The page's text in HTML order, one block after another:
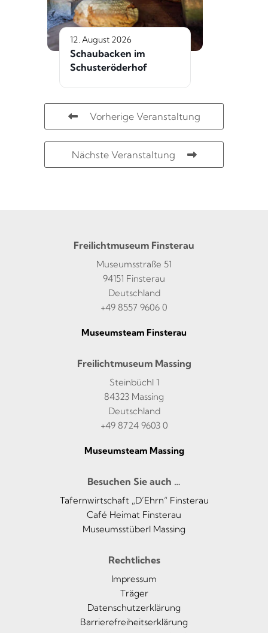
12. August 2026
Schaubacken im
Schusteröderhof
Vorherige Veranstaltung
Nächste Veranstaltung
Freilichtmuseum Finsterau
Museumsstraße 51
94151 Finsterau
Deutschland
+49 8557 9606 0
Museumsteam Finsterau
Freilichtmuseum Massing
Steinbüchl 1
84323 Massing
Deutschland
+49 8724 9603 0
Museumsteam Massing
Besuchen Sie auch …
Tafernwirtschaft „D’Ehrn“ Finsterau
Café Heimat Finsterau
Museumsstüberl Massing
Rechtliches
Impressum
Träger
Datenschutzerklärung
Barrierefreiheitserklärung